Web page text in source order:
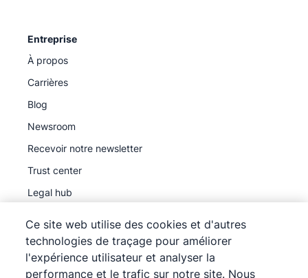
Entreprise
À propos
Carrières
Blog
Newsroom
Recevoir notre newsletter
Trust center
Legal hub
Ce site web utilise des cookies et d'autres
technologies de traçage pour améliorer
l'expérience utilisateur et analyser la
performance et le trafic sur notre site. Nous